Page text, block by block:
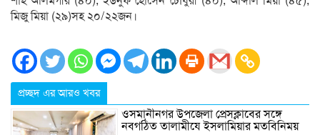
মিজু মিয়া (২৯)সহ ২০/২২জন।
প্রচ্ছদ এর আরও খবর
ওসমানীনগর উপজেলা প্রেসক্লাবের সঙ্গে
নবগঠিত তালামীযে ইসলামিয়ার মতবিনিময়